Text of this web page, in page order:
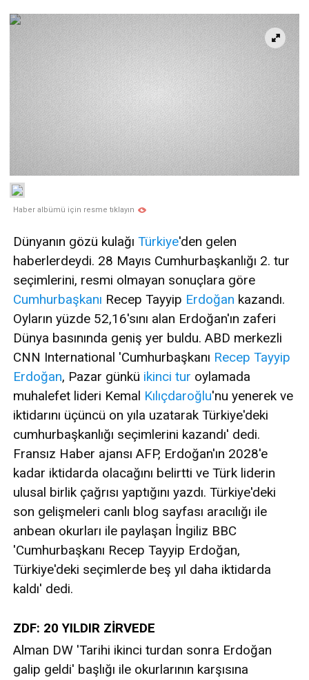
Haber albümü için resme tıklayın
Dünyanın gözü kulağı Türkiye'den gelen
haberlerdeydi. 28 Mayıs Cumhurbaşkanlığı 2. tur
seçimlerini, resmi olmayan sonuçlara göre
Cumhurbaşkanı Recep Tayyip Erdoğan kazandı.
Oyların yüzde 52,16'sını alan Erdoğan'ın zaferi
Dünya basınında geniş yer buldu. ABD merkezli
CNN International 'Cumhurbaşkanı Recep Tayyip
Erdoğan, Pazar günkü ikinci tur oylamada
muhalefet lideri Kemal Kılıçdaroğlu'nu yenerek ve
iktidarını üçüncü on yıla uzatarak Türkiye'deki
cumhurbaşkanlığı seçimlerini kazandı' dedi.
Fransız Haber ajansı AFP, Erdoğan'ın 2028'e
kadar iktidarda olacağını belirtti ve Türk liderin
ulusal birlik çağrısı yaptığını yazdı. Türkiye'deki
son gelişmeleri canlı blog sayfası aracılığı ile
anbean okurları ile paylaşan İngiliz BBC
'Cumhurbaşkanı Recep Tayyip Erdoğan,
Türkiye'deki seçimlerde beş yıl daha iktidarda
kaldı' dedi.
ZDF: 20 YILDIR ZİRVEDE
Alman DW 'Tarihi ikinci turdan sonra Erdoğan
galip geldi' başlığı ile okurlarının karşısına